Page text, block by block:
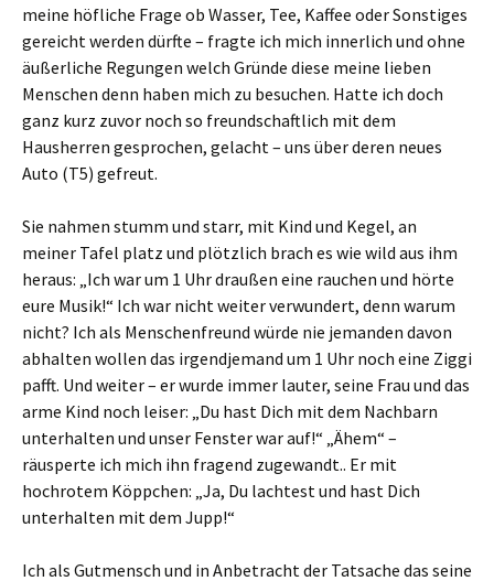
meine höfliche Frage ob Wasser, Tee, Kaffee oder Sonstiges
gereicht werden dürfte – fragte ich mich innerlich und ohne
äußerliche Regungen welch Gründe diese meine lieben
Menschen denn haben mich zu besuchen. Hatte ich doch
ganz kurz zuvor noch so freundschaftlich mit dem
Hausherren gesprochen, gelacht – uns über deren neues
Auto (T5) gefreut.
Sie nahmen stumm und starr, mit Kind und Kegel, an
meiner Tafel platz und plötzlich brach es wie wild aus ihm
heraus: „Ich war um 1 Uhr draußen eine rauchen und hörte
eure Musik!“ Ich war nicht weiter verwundert, denn warum
nicht? Ich als Menschenfreund würde nie jemanden davon
abhalten wollen das irgendjemand um 1 Uhr noch eine Ziggi
pafft. Und weiter – er wurde immer lauter, seine Frau und das
arme Kind noch leiser: „Du hast Dich mit dem Nachbarn
unterhalten und unser Fenster war auf!“ „Ähem“ –
räusperte ich mich ihn fragend zugewandt.. Er mit
hochrotem Köppchen: „Ja, Du lachtest und hast Dich
unterhalten mit dem Jupp!“
Ich als Gutmensch und in Anbetracht der Tatsache das seine